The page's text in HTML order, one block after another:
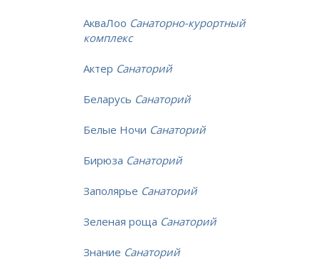
АкваЛоо Санаторно-курортный
комплекс
Актер Санаторий
Беларусь Санаторий
Белые Ночи Санаторий
Бирюза Санаторий
Заполярье Санаторий
Зеленая роща Санаторий
Знание Санаторий